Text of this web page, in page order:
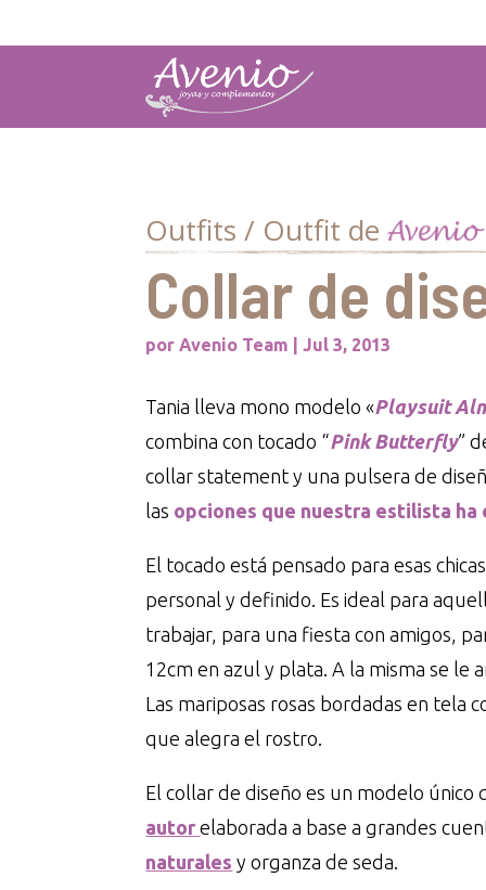
Outfits / Outfit de
Collar de
porAvenio Team |Jul 3, 2013
Tania lleva mono modelo «Playsuit
combina con tocado “Pink Butterfly”
collar statement y una pulsera de
las opciones que nuestra estilista ha
El tocado está pensado para esas
personal y definido. Es ideal para
trabajar, para una fiesta con amigos,
12cm en azul y plata. A la misma se le
Las mariposas rosas bordadas en tela
que alegra el rostro.
El collar de diseño es un modelo
autor elaborada a base a grandes
naturales y organza de seda.